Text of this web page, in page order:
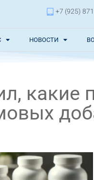
+7 (925)
НОВОСТИ
какие